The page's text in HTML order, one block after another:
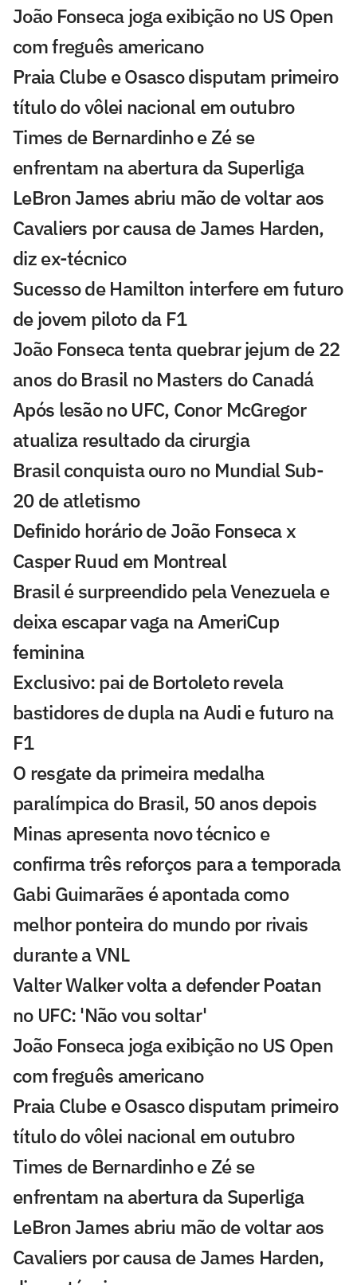
João Fonseca joga exibição no US Open
com freguês americano
Praia Clube e Osasco disputam primeiro
título do vôlei nacional em outubro
Times de Bernardinho e Zé se
enfrentam na abertura da Superliga
LeBron James abriu mão de voltar aos
Cavaliers por causa de James Harden,
diz ex-técnico
Sucesso de Hamilton interfere em futuro
de jovem piloto da F1
João Fonseca tenta quebrar jejum de 22
anos do Brasil no Masters do Canadá
Após lesão no UFC, Conor McGregor
atualiza resultado da cirurgia
Brasil conquista ouro no Mundial Sub-
20 de atletismo
Definido horário de João Fonseca x
Casper Ruud em Montreal
Brasil é surpreendido pela Venezuela e
deixa escapar vaga na AmeriCup
feminina
Exclusivo: pai de Bortoleto revela
bastidores de dupla na Audi e futuro na
F1
O resgate da primeira medalha
paralímpica do Brasil, 50 anos depois
Minas apresenta novo técnico e
confirma três reforços para a temporada
Gabi Guimarães é apontada como
melhor ponteira do mundo por rivais
durante a VNL
Valter Walker volta a defender Poatan
no UFC: 'Não vou soltar'
João Fonseca joga exibição no US Open
com freguês americano
Praia Clube e Osasco disputam primeiro
título do vôlei nacional em outubro
Times de Bernardinho e Zé se
enfrentam na abertura da Superliga
LeBron James abriu mão de voltar aos
Cavaliers por causa de James Harden,